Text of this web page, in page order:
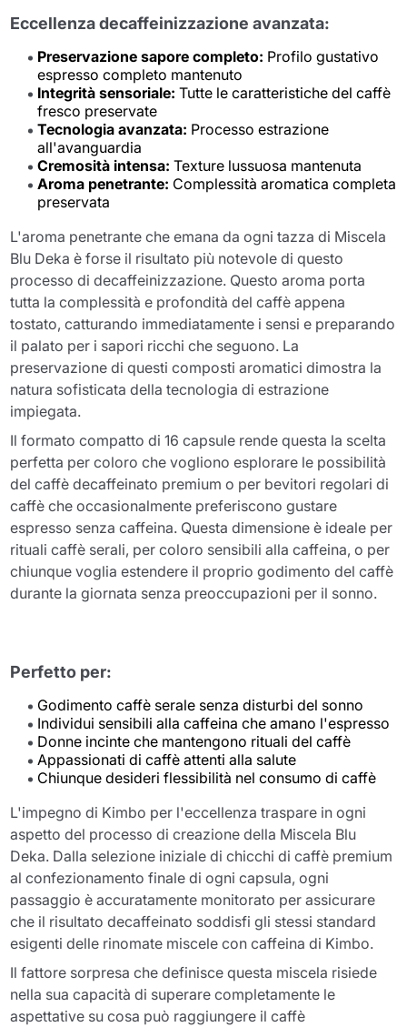
Eccellenza decaffeinizzazione avanzata:
Preservazione sapore completo: Profilo gustativo
espresso completo mantenuto
Integrità sensoriale: Tutte le caratteristiche del caffè
fresco preservate
Tecnologia avanzata: Processo estrazione
all'avanguardia
Cremosità intensa: Texture lussuosa mantenuta
Aroma penetrante: Complessità aromatica completa
preservata
L'aroma penetrante che emana da ogni tazza di Miscela
Blu Deka è forse il risultato più notevole di questo
processo di decaffeinizzazione. Questo aroma porta
tutta la complessità e profondità del caffè appena
tostato, catturando immediatamente i sensi e preparando
il palato per i sapori ricchi che seguono. La
preservazione di questi composti aromatici dimostra la
natura sofisticata della tecnologia di estrazione
impiegata.
Il formato compatto di 16 capsule rende questa la scelta
perfetta per coloro che vogliono esplorare le possibilità
del caffè decaffeinato premium o per bevitori regolari di
caffè che occasionalmente preferiscono gustare
espresso senza caffeina. Questa dimensione è ideale per
rituali caffè serali, per coloro sensibili alla caffeina, o per
chiunque voglia estendere il proprio godimento del caffè
durante la giornata senza preoccupazioni per il sonno.
Perfetto per:
Godimento caffè serale senza disturbi del sonno
Individui sensibili alla caffeina che amano l'espresso
Donne incinte che mantengono rituali del caffè
Appassionati di caffè attenti alla salute
Chiunque desideri flessibilità nel consumo di caffè
L'impegno di Kimbo per l'eccellenza traspare in ogni
aspetto del processo di creazione della Miscela Blu
Deka. Dalla selezione iniziale di chicchi di caffè premium
al confezionamento finale di ogni capsula, ogni
passaggio è accuratamente monitorato per assicurare
che il risultato decaffeinato soddisfi gli stessi standard
esigenti delle rinomate miscele con caffeina di Kimbo.
Il fattore sorpresa che definisce questa miscela risiede
nella sua capacità di superare completamente le
aspettative su cosa può raggiungere il caffè